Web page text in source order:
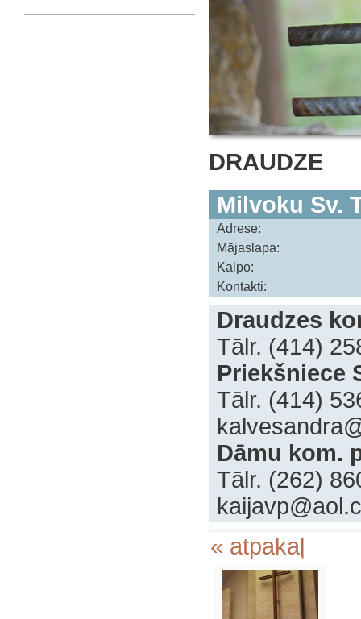
DRAUDZE
Milvoku Sv.
Adrese:
Mājaslapa:
Kalpo:
Kontakti:
Draudzes
Tālr. (414)
‍Priekšniece
‍Tālr. (414)
‍Dāmu kom.
‍Tālr. (262)
« atpakaļ